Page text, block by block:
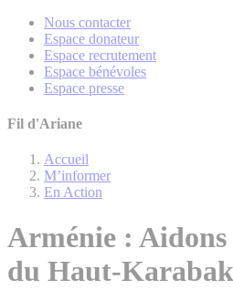
Nous contacter
Espace donateur
Espace recrutement
Espace bénévoles
Espace presse
Fil d'Ariane
Accueil
M’informer
En Action
Arménie : Aidons
du Haut-